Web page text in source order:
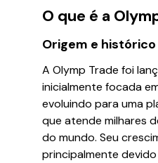
O que é a
Origem e
A Olymp Trade foi
inicialmente focada
evoluindo para uma
que atende milhares
do mundo. Seu
principalmente